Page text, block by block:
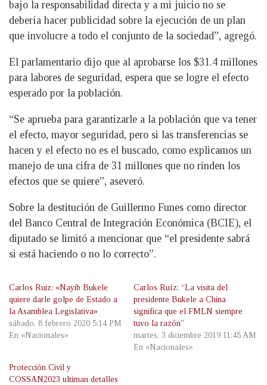
bajo la responsabilidad directa y a mi juicio no se
debería hacer publicidad sobre la ejecución de un plan
que involucre a todo el conjunto de la sociedad”, agregó.
El parlamentario dijo que al aprobarse los $31.4 millones
para labores de seguridad, espera que se logre el efecto
esperado por la población.
“Se aprueba para garantizarle a la población que va tener
el efecto, mayor seguridad, pero si las transferencias se
hacen y el efecto no es el buscado, como explicamos un
manejo de una cifra de 31 millones que no rinden los
efectos que se quiere”, aseveró.
Sobre la destitución de Guillermo Funes como director
del Banco Central de Integración Económica (BCIE), el
diputado se limitó a mencionar que “el presidente sabrá
si está haciendo o no lo correcto”.
Carlos Ruiz: «Nayib Bukele
quiere darle golpe de Estado a
la Asamblea Legislativa»
sábado, 8 febrero 2020 5:14 PM
En «Nacionales»
Carlos Ruíz: “La visita del
presidente Bukele a China
significa que el FMLN siempre
tuvo la razón”
martes, 3 diciembre 2019 11:45 AM
En «Nacionales»
Protección Civil y
COSSAN2023 ultiman detalles